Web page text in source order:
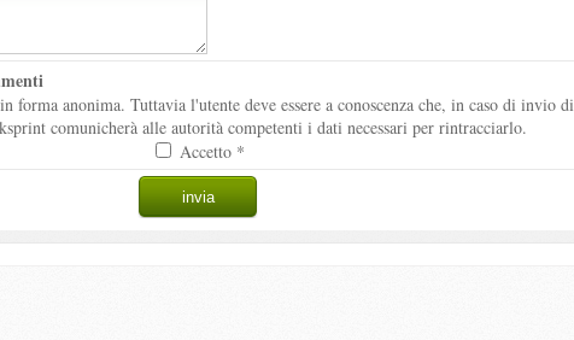
forma anonima. Tuttavia l'utente deve essere a conoscenza che, in caso di invio di
comunicherà alle autorità competenti i dati necessari per rintracciarlo.
Accetto *